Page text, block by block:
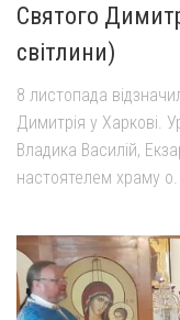
Святого
світлини)
8 листопада
Димитрія у Харкові.
Владика Василій,
настоятелем храму о.